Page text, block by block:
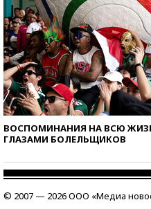
ВОСПОМИНАНИЯ НА ВСЮ
ГЛАЗАМИ БОЛЕЛЬЩИКОВ
© 2007 — 2026 ООО «Медиа